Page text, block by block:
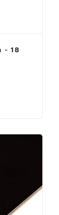
- 18